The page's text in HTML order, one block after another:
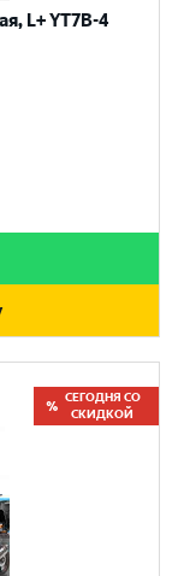
L+ YT7B-4
СЕГОДНЯ СО
СКИДКОЙ